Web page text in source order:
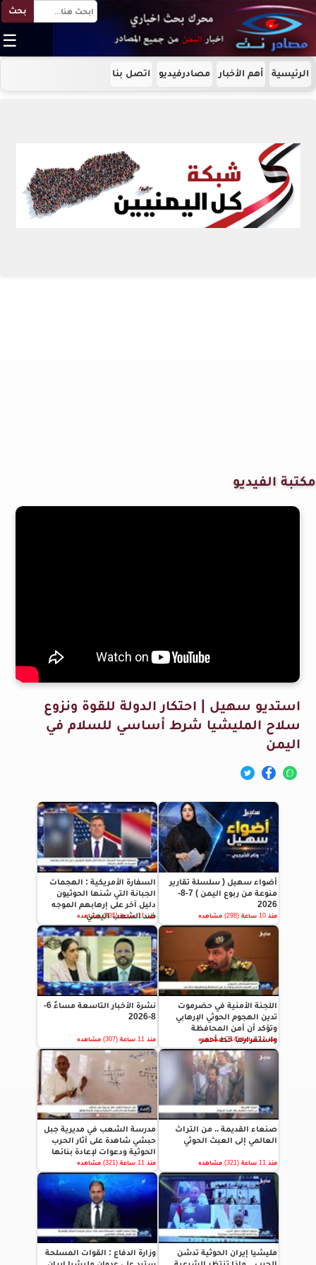
بحث
☰
الرئيسية أهم الأخبار مصادرفيديو اتصل بنا
مكتبة الفيديو
استديو سهيل | احتكار الدولة للقوة ونزوع
سلاح المليشيا شرط أساسي للسلام في
اليمن
أضواء سهيل ( سلسلة تقارير
منوعة من ربوع اليمن ) 7-8-
2026
منذ 10 ساعة (298) مشاهده
السفارة الأمريكية : الهجمات
الجبانة التي شنها الحوثيون
دليل آخر على إرهابهم الموجه
ضد الشعب اليمني
منذ 11 ساعة (335) مشاهده
اللجنة الأمنية في حضرموت
تدين الهجوم الحوثي الإرهابي
وتؤكد أن أمن المحافظة
واستقرارها خط أحمر
منذ 11 ساعة (314) مشاهده
نشرة الأخبار التاسعة مساءً 6-
8-2026
منذ 11 ساعة (307) مشاهده
صنعاء القديمة .. من التراث
العالمي إلى العبث الحوثي
منذ 11 ساعة (321) مشاهده
مدرسة الشعب في مديرية جبل
حبشي شاهدة على آثار الحرب
الحوثية ودعوات لإعادة بنائها
منذ 11 ساعة (321) مشاهده
مليشيا إيران الحوثية تدشن
وزارة الدفاع : القوات المسلحة